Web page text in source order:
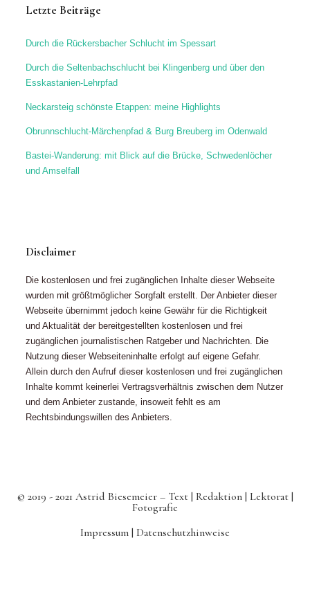
Letzte Beiträge
Durch die Rückersbacher Schlucht im Spessart
Durch die Seltenbachschlucht bei Klingenberg und über den
Esskastanien-Lehrpfad
Neckarsteig schönste Etappen: meine Highlights
Obrunnschlucht-Märchenpfad & Burg Breuberg im Odenwald
Bastei-Wanderung: mit Blick auf die Brücke, Schwedenlöcher
und Amselfall
Disclaimer
Die kostenlosen und frei zugänglichen Inhalte dieser Webseite
wurden mit größtmöglicher Sorgfalt erstellt. Der Anbieter dieser
Webseite übernimmt jedoch keine Gewähr für die Richtigkeit
und Aktualität der bereitgestellten kostenlosen und frei
zugänglichen journalistischen Ratgeber und Nachrichten. Die
Nutzung dieser Webseiteninhalte erfolgt auf eigene Gefahr.
Allein durch den Aufruf dieser kostenlosen und frei zugänglichen
Inhalte kommt keinerlei Vertragsverhältnis zwischen dem Nutzer
und dem Anbieter zustande, insoweit fehlt es am
Rechtsbindungswillen des Anbieters.
© 2019 - 2021 Astrid Biesemeier – Text | Redaktion | Lektorat |
Fotografie
Impressum | Datenschutzhinweise